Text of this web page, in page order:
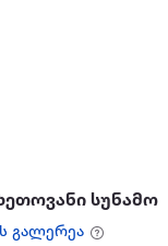
DIOR ზეთოვანი სუნამო
გალერეა